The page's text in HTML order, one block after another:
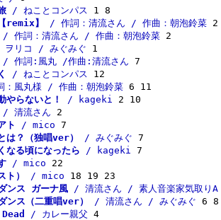
/ ねことコンパス
remix】 / 作詞：清流さん / 作曲：朝泡鈴菜
/ 作詞：清流さん / 作曲：朝泡鈴菜
リコ / みぐみぐ
/ 作詞:風丸 /作曲:清流さん
/ ねことコンパス
風丸様 / 作曲：朝泡鈴菜
やらないと！ / kageki
/ 清流さん
ト / mico
は？（独唱ver） / みぐみぐ
なる頃になったら / kageki
/ mico
ト） / mico
ンス ガーナ風 / 清流さん / 素人音楽家気取りA
ス（二重唱ver） / 清流さん / みぐみぐ
/ カレー親父